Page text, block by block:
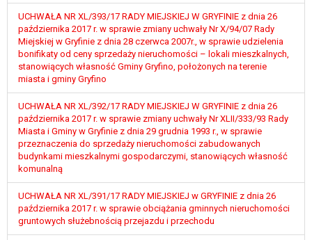
UCHWAŁA NR XL/393/17 RADY MIEJSKIEJ W GRYFINIE z dnia 26
października 2017 r. w sprawie zmiany uchwały Nr X/94/07 Rady
Miejskiej w Gryfinie z dnia 28 czerwca 2007r., w sprawie udzielenia
bonifikaty od ceny sprzedaży nieruchomości – lokali mieszkalnych,
stanowiących własność Gminy Gryfino, położonych na terenie
miasta i gminy Gryfino
UCHWAŁA NR XL/392/17 RADY MIEJSKIEJ W GRYFINIE z dnia 26
października 2017 r. w sprawie zmiany uchwały Nr XLII/333/93 Rady
Miasta i Gminy w Gryfinie z dnia 29 grudnia 1993 r., w sprawie
przeznaczenia do sprzedaży nieruchomości zabudowanych
budynkami mieszkalnymi gospodarczymi, stanowiących własność
komunalną
UCHWAŁA NR XL/391/17 RADY MIEJSKIEJ w GRYFINIE z dnia 26
października 2017 r. w sprawie obciążania gminnych nieruchomości
gruntowych służebnością przejazdu i przechodu